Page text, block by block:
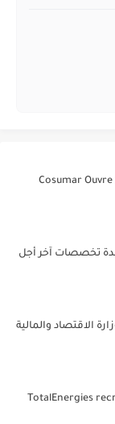
Cosumar
مكونًا في عدة تخصصات آخر أجل
منصب بوزارة الاقتصاد والمالية
TotalEnergies